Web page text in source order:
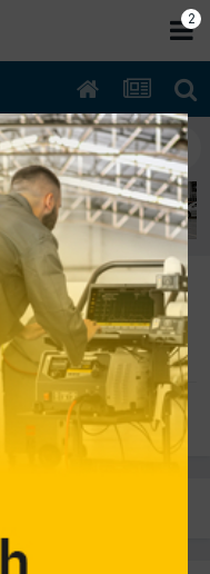
611891
Start error
2